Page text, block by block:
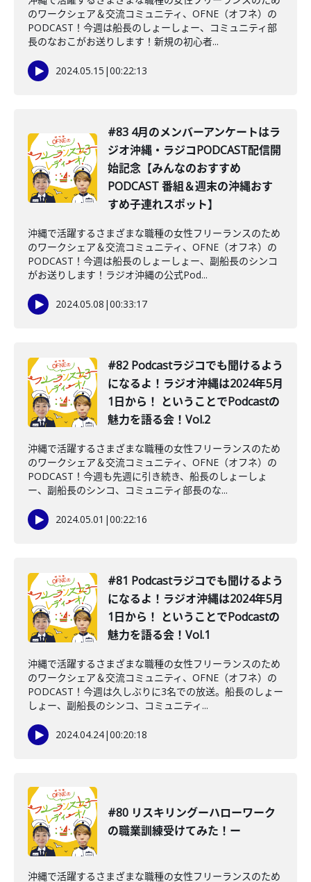
のワークシェア＆交流コミュニティ、OFNE（オフネ）の
PODCAST！今週は船長のしょーしょー、コミュニティ部
長のなおこがお送りします！新規の初心者...
2024.05.15 |00:22:13
#83 4月のメンバーアンケートはラ
ジオ沖縄・ラジコPODCAST配信開
始記念【みんなのおすすめ
PODCAST 番組＆週末の沖縄おす
すめ子連れスポット】
沖縄で活躍するさまざまな職種の女性フリーランスのため
のワークシェア＆交流コミュニティ、OFNE（オフネ）の
PODCAST！今週は船長のしょーしょー、副船長のシンコ
がお送りします！ラジオ沖縄の公式Pod...
2024.05.08 |00:33:17
#82 Podcastラジコでも聞けるよう
になるよ！ラジオ沖縄は2024年5月
1日から！ ということでPodcastの
魅力を語る会！Vol.2
沖縄で活躍するさまざまな職種の女性フリーランスのため
のワークシェア＆交流コミュニティ、OFNE（オフネ）の
PODCAST！今週も先週に引き続き、船長のしょーしょ
ー、副船長のシンコ、コミュニティ部長のな...
2024.05.01 |00:22:16
#81 Podcastラジコでも聞けるよう
になるよ！ラジオ沖縄は2024年5月
1日から！ ということでPodcastの
魅力を語る会！Vol.1
沖縄で活躍するさまざまな職種の女性フリーランスのため
のワークシェア＆交流コミュニティ、OFNE（オフネ）の
PODCAST！今週は久しぶりに3名での放送。船長のしょー
しょー、副船長のシンコ、コミュニティ...
2024.04.24|00:20:18
#80 リスキリングーハローワーク
の職業訓練受けてみた！ー
沖縄で活躍するさまざまな職種の女性フリーランスのため